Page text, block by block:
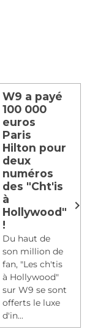
W9 a payé
100 000
euros
Paris
Hilton pour
deux
numéros
des "Cht'is
à
Hollywood"
!
Du haut de
son million de
fan, "Les ch'tis
à Hollywood"
sur W9 se sont
offerts le luxe
d'in...